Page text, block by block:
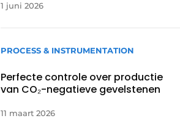
1 juni 2026
PROCESS & INSTRUMENTATION
Perfecte controle over productie
van CO₂-negatieve gevelstenen
11 maart 2026